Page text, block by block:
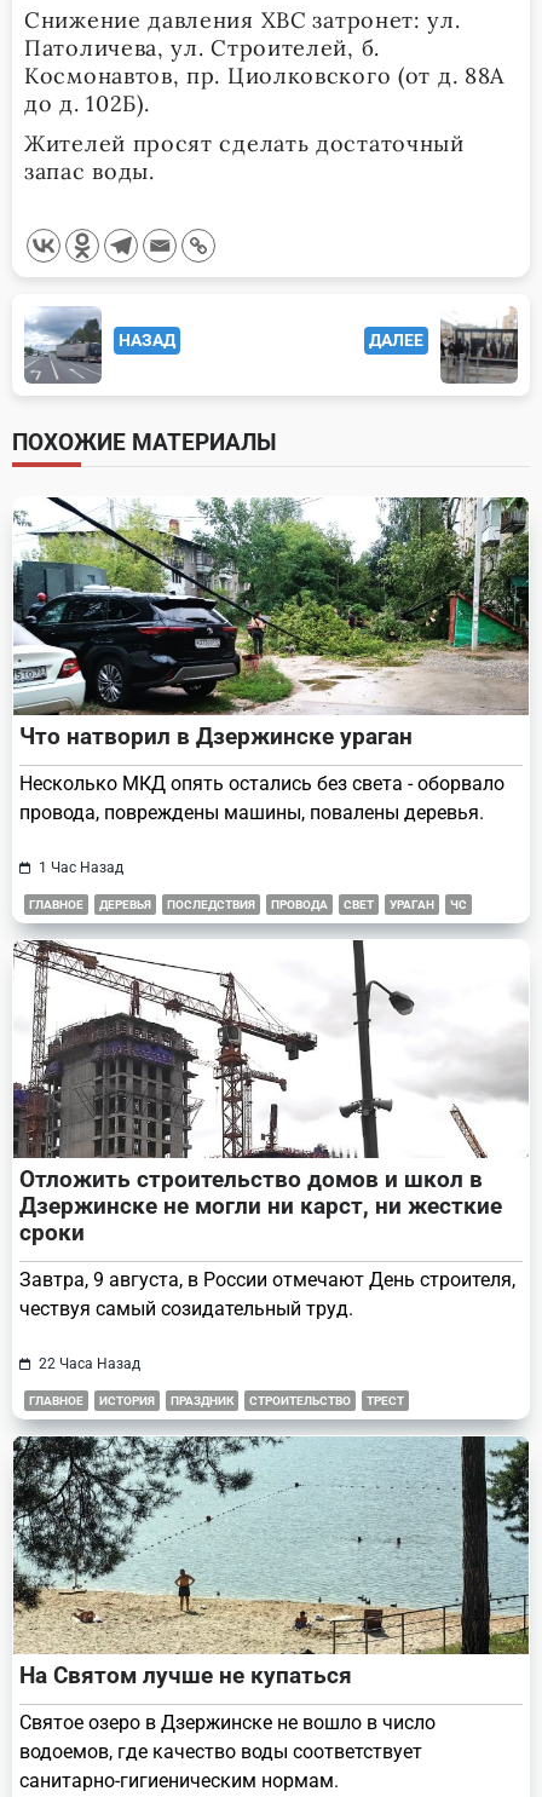
Снижение давления ХВС затронет: ул.
Патоличева, ул. Строителей, б.
Космонавтов, пр. Циолковского (от д. 88А
до д. 102Б).
Жителей просят сделать достаточный
запас воды.
<span
class="nav-
subtitle
screen-
reader-
text">Page</span>
НАЗАД ДАЛЕЕ
ПОХОЖИЕ МАТЕРИАЛЫ
Что натворил в Дзержинске ураган
Несколько МКД опять остались без света - оборвало
провода, повреждены машины, повалены деревья.
1 Час Назад
ГЛАВНОЕ ДЕРЕВЬЯ ПОСЛЕДСТВИЯ ПРОВОДА СВЕТ УРАГАН ЧС
Отложить строительство домов и школ в
Дзержинске не могли ни карст, ни жесткие
сроки
Завтра, 9 августа, в России отмечают День строителя,
чествуя самый созидательный труд.
22 Часа Назад
ГЛАВНОЕ ИСТОРИЯ ПРАЗДНИК СТРОИТЕЛЬСТВО ТРЕСТ
На Святом лучше не купаться
Святое озеро в Дзержинске не вошло в число
водоемов, где качество воды соответствует
санитарно-гигиеническим нормам.